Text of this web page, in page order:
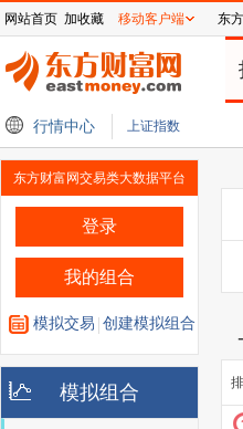
网站首页 加收藏 移动客户端 东
行情中心 上证指数
年底资本开支处于指引区间180亿-190亿
东方财富网交易类大数据平台
登录
我的组合
模拟交易 创建模拟组合
模拟组合